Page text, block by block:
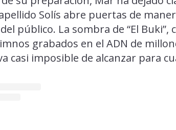
Solís abre puertas de
público. La sombra de “El
grabados en el ADN de
casi imposible de alcanzar para